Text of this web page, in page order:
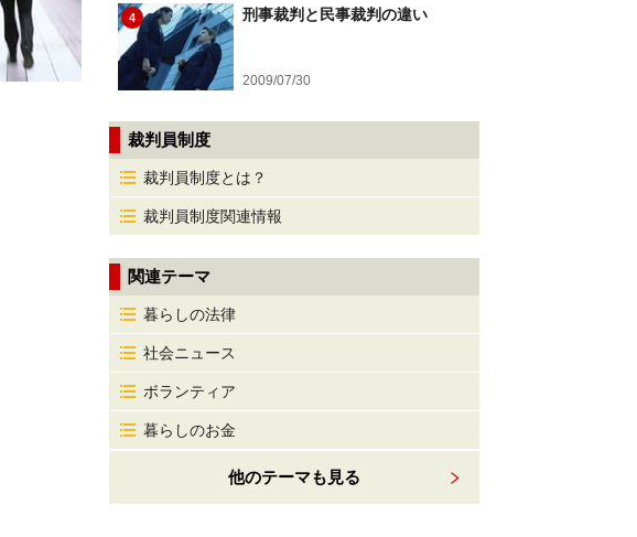
4 刑事裁判と民事裁判の違い
2009/07/30
裁判員制度
裁判員制度とは？
裁判員制度関連情報
関連テーマ
暮らしの法律
社会ニュース
ボランティア
暮らしのお金
他のテーマも見る